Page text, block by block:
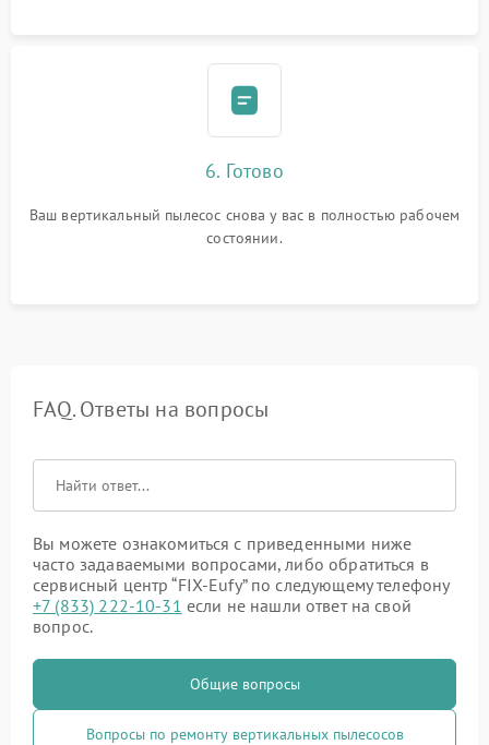
6. Готово
Ваш вертикальный пылесос снова у вас в полностью рабочем
состоянии.
FAQ. Ответы на вопросы
Вы можете ознакомиться с приведенными ниже
часто задаваемыми вопросами, либо обратиться в
сервисный центр “FIX-Eufy” по следующему телефону
+7 (833) 222-10-31 если не нашли ответ на свой
вопрос.
Общие вопросы
Вопросы по ремонту вертикальных пылесосов